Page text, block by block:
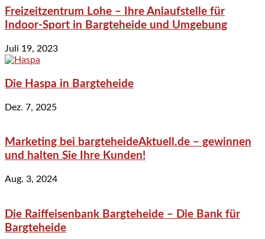
Freizeitzentrum Lohe – Ihre Anlaufstelle für
Indoor-Sport in Bargteheide und Umgebung
Juli 19, 2023
Die Haspa in Bargteheide
Dez. 7, 2025
Marketing bei bargteheideAktuell.de – gewinnen
und halten Sie Ihre Kunden!
Aug. 3, 2024
Die Raiffeisenbank Bargteheide – Die Bank für
Bargteheide